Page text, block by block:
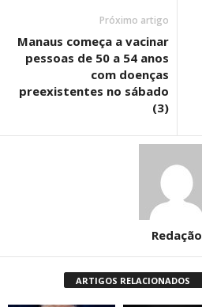
Próximo artigo
Manaus começa a vacinar
pessoas de 50 a 54 anos
com doenças
preexistentes no sábado
(3)
Redação
ARTIGOS RELACIONADOS